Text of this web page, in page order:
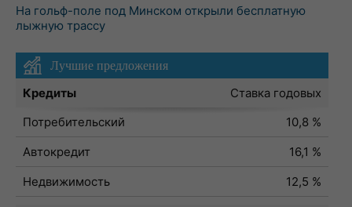
На гольф-поле под Минском открыли бесплатную
лыжную трассу
Лучшие предложения
Кредиты
Ставка годовых
Потребительский
10,8 %
Автокредит
16,1 %
Недвижимость
12,5 %